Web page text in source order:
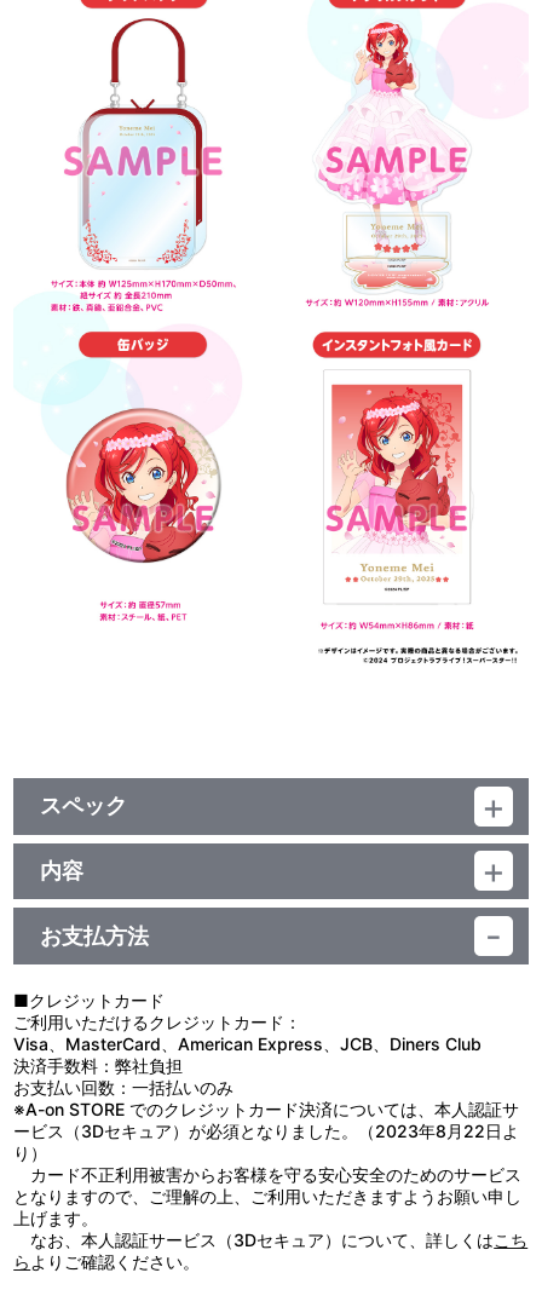
スペック
品番：TUSP-0200
ジャンル：その他
サイズ ：
クリアバッグ：本体 約 Ｗ125mm×Ｈ170mm×Ｄ50mm、紐サイズ
約 全長210mm
アクリルスタンド：約 W120mm×H155mm
インスタントフォト風カード：約 W54mm×H86mm
素 材 ：
クリアバッグ：鉄、真鍮、亜鉛合金、PVC
アクリルスタンド：アクリル
缶バッジ：スチール、紙、PET
インスタントフォト風カード：紙
生産エリア：日本
※仕様等は予告なく変更する場合がございます。
内容
「ラブライブ！スーパースター!!」公式通販サイト「結ヶ丘女子購
買部」より、メイのバースデー記念アイテムが登場！描き下ろしイ
ラストを使用したクリアバッグ、アクリルスタンド、缶バッジ、イ
なでお祝いしよう！！
【使用上の注意】
●本来の用途以外で使用しないでください。
●小さなお子様の手の届くところに置かないでください。
●火気や高温のものに近づけないでください。
●高温多湿、直射日光の当たる場所での保管はお避けください。
【クリアバッグ】
●過度に重いものや、とがったものを入れたり、無理に詰め込むと
破損の原因になりますのでお避けください。
●濡れたり湿った状態での使用や摩擦により色落ちや色移りのおそ
れがありますのでご注意ください。濡れた場合は、よく拭き取り、
お支払方法
■クレジットカード
ご利用いただけるクレジットカード：
Visa、MasterCard、American Express、JCB、Diners Club
決済手数料：弊社負担
お支払い回数：一括払いのみ
※A-on STORE でのクレジットカード決済については、本人認証サ
ービス（3Dセキュア）が必須となりました。（2023年8月22日よ
り）
カード不正利用被害からお客様を守る安心安全のためのサービス
となりますので、ご理解の上、ご利用いただきますようお願い申し
上げます。
なお、本人認証サービス（3Dセキュア）について、詳しくはこち
ら よりご確認ください。